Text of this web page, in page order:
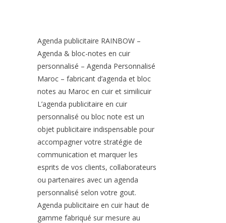
Agenda publicitaire RAINBOW –
Agenda & bloc-notes en cuir
personnalisé – Agenda Personnalisé
Maroc – fabricant d’agenda et bloc
notes au Maroc en cuir et similicuir
L’agenda publicitaire en cuir
personnalisé ou bloc note est un
objet publicitaire indispensable pour
accompagner votre stratégie de
communication et marquer les
esprits de vos clients, collaborateurs
ou partenaires avec un agenda
personnalisé selon votre gout.
Agenda publicitaire en cuir haut de
gamme fabriqué sur mesure au